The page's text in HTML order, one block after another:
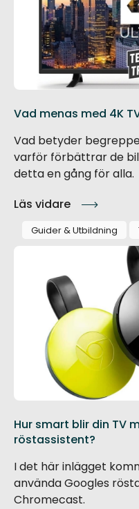
Vad menas med 4K
Vad betyder
varför förbättrar de
detta en gång för alla.
Läs vidare
Guider & Utbildning
Hur smart blir din TV
röstassistent?
I det här inlägget
använda Googles
Chromecast.